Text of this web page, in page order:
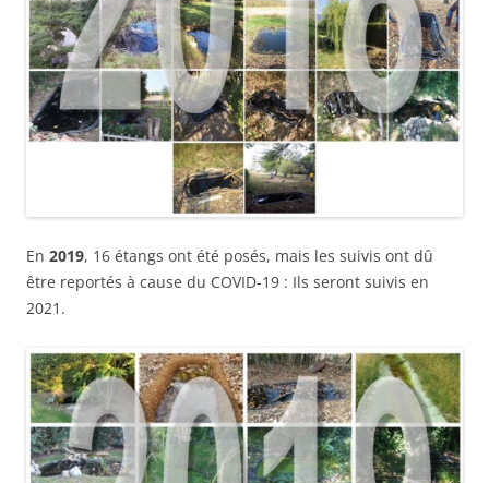
En 2019, 16 étangs ont été posés, mais les suivis ont dû
être reportés à cause du COVID-19 : Ils seront suivis en
2021.